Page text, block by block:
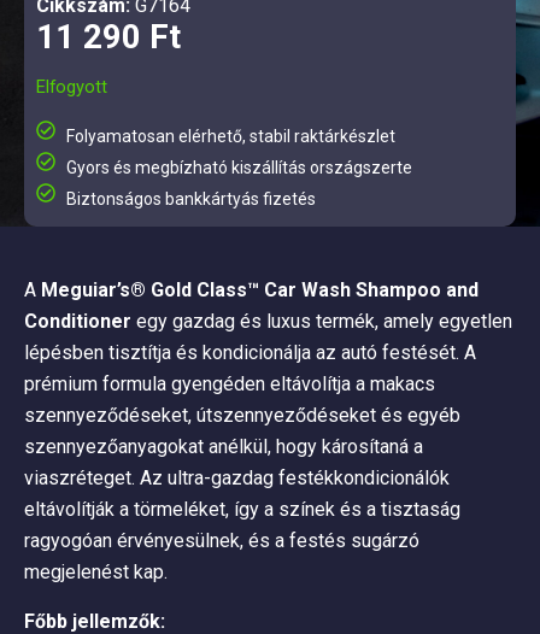
Cikkszám: G7164
11 290 Ft
Elfogyott
Folyamatosan elérhető, stabil raktárkészlet
Gyors és megbízható kiszállítás országszerte
Biztonságos bankkártyás fizetés
A Meguiar’s® Gold Class™ Car Wash Shampoo and
Conditioner egy gazdag és luxus termék, amely egyetlen
lépésben tisztítja és kondicionálja az autó festését. A
prémium formula gyengéden eltávolítja a makacs
szennyeződéseket, útszennyeződéseket és egyéb
szennyezőanyagokat anélkül, hogy károsítaná a
viaszréteget. Az ultra-gazdag festékkondicionálók
eltávolítják a törmeléket, így a színek és a tisztaság
ragyogóan érvényesülnek, és a festés sugárzó
megjelenést kap.
Főbb jellemzők: